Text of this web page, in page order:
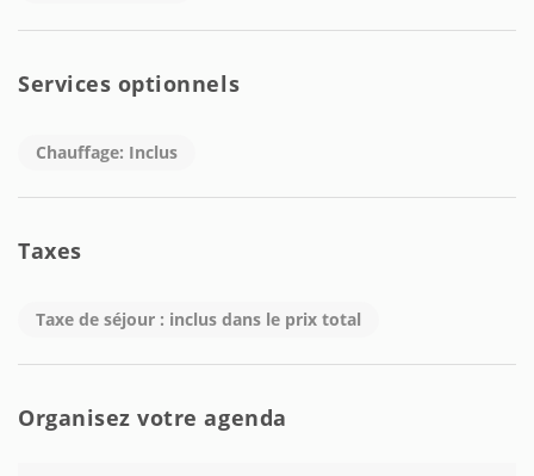
Services optionnels
Chauffage: Inclus
Taxes
Taxe de séjour : inclus dans le prix total
Organisez votre agenda